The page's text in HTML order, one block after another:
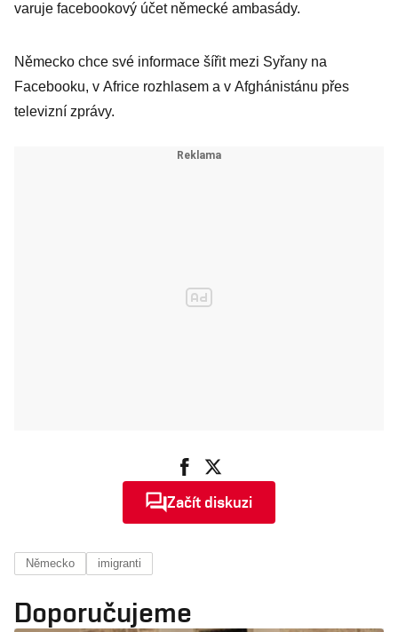
varuje facebookový účet německé ambasády.
Německo chce své informace šířit mezi Syřany na
Facebooku, v Africe rozhlasem a v Afghánistánu přes
televizní zprávy.
Začít diskuzi
Německo imigranti
Doporučujeme